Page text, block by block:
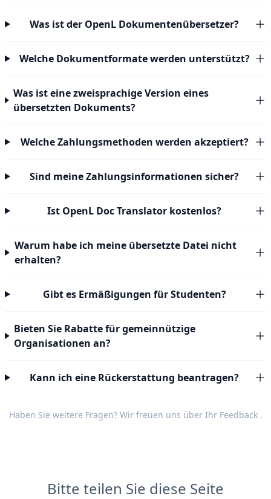
Was ist der OpenL Dokumentenübersetzer?
Welche Dokumentformate werden unterstützt?
Was ist eine zweisprachige Version eines
übersetzten Dokuments?
Welche Zahlungsmethoden werden akzeptiert?
Sind meine Zahlungsinformationen sicher?
Ist OpenL Doc Translator kostenlos?
Warum habe ich meine übersetzte Datei nicht
erhalten?
Gibt es Ermäßigungen für Studenten?
Bieten Sie Rabatte für gemeinnützige
Organisationen an?
Kann ich eine Rückerstattung beantragen?
Haben Sie weitere Fragen? Wir freuen uns über Ihr Feedback.
Bitte teilen Sie diese Seite